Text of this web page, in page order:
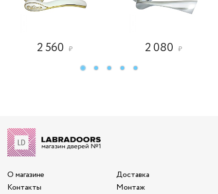
2 560 ₽ 2 080 ₽
О магазине
Контакты
Доставка
Монтаж